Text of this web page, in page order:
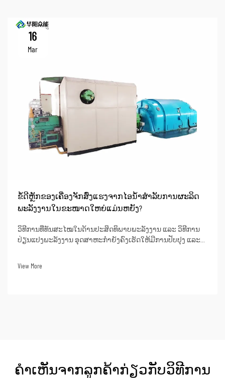
16
Mar
ຂໍ້ດີຫຼັກຂອງເຄື່ອງຈັກສົ່ງແຮງຈາກໄອນ້ຳສຳລັບການຜະລິດ
ພະລັງງານໃນຂະໜາດໃຫຍ່ແມ່ນຫຍັງ?
ວິທີການທີ່ທັນສະໄໝໃນດ້ານປະສິດທິພາບພະລັງງານ ແລະ ວິທີການ
ປ່ຽນແປງພະລັງງານ ອຸດສາຫະກຳຍັງຄົງເຮັດໃຫ້ມີການປັບປຸງ ແລະ
View More
ຄຳເຫັນຈາກລູກຄ້າກ່ຽວກັບວິທີການ